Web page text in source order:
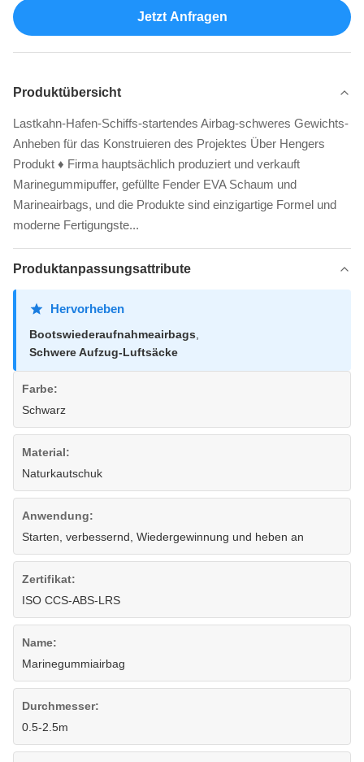
Jetzt Anfragen
Produktübersicht
Lastkahn-Hafen-Schiffs-startendes Airbag-schweres Gewichts-
Anheben für das Konstruieren des Projektes Über Hengers
Produkt ♦ Firma hauptsächlich produziert und verkauft
Marinegummipuffer, gefüllte Fender EVA Schaum und
Marineairbags, und die Produkte sind einzigartige Formel und
moderne Fertigungste...
Produktanpassungsattribute
Hervorheben
Bootswiederaufnahmeairbags
Schwere Aufzug-Luftsäcke
Farbe:
Schwarz
Material:
Naturkautschuk
Anwendung:
Starten, verbessernd, Wiedergewinnung und heben an
Zertifikat:
ISO CCS-ABS-LRS
Name:
Marinegummiairbag
Durchmesser:
0.5-2.5m